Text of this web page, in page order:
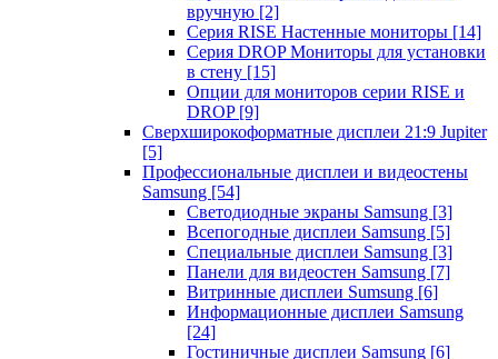
вручную [2]
Серия RISE Настенные мониторы [14]
Серия DROP Мониторы для установки
в стену [15]
Опции для мониторов серии RISE и
DROP [9]
Сверхширокоформатные дисплеи 21:9 Jupiter
[5]
Профессиональные дисплеи и видеостены
Samsung [54]
Светодиодные экраны Samsung [3]
Всепогодные дисплеи Samsung [5]
Специальные дисплеи Samsung [3]
Панели для видеостен Samsung [7]
Витринные дисплеи Sumsung [6]
Информационные дисплеи Samsung
[24]
Гостиничные дисплеи Samsung [6]